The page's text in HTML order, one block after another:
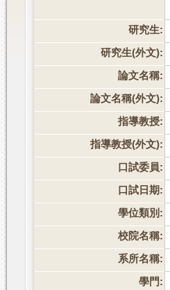
研究生:
研究生(外文):
論文名稱:
論文名稱(外文):
指導教授:
指導教授(外文):
口試委員:
口試日期:
學位類別:
校院名稱:
系所名稱:
學門: